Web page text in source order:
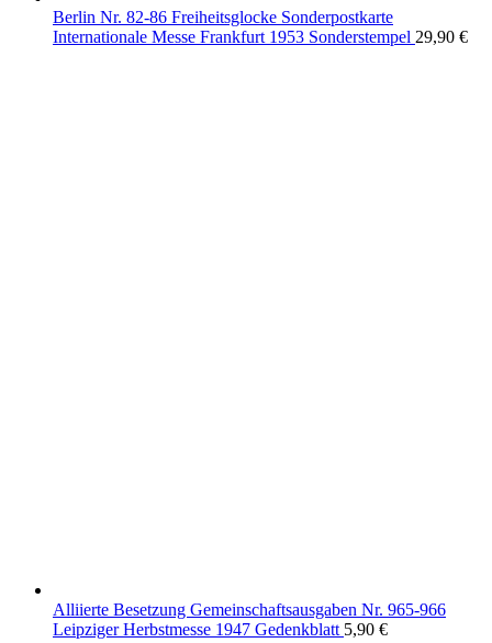
Berlin Nr. 82-86 Freiheitsglocke Sonderpostkarte
Internationale Messe Frankfurt 1953 Sonderstempel 29,90 €
Alliierte Besetzung Gemeinschaftsausgaben Nr. 965-966
Leipziger Herbstmesse 1947 Gedenkblatt 5,90 €